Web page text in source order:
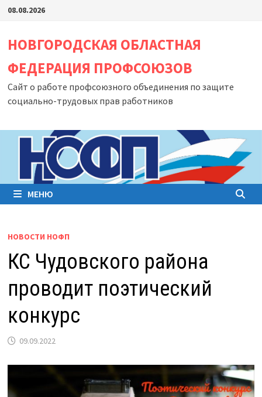
Перейти
содержимому
08.08.2026
НОВГОРОДСКАЯ ОБЛАСТНАЯ
ФЕДЕРАЦИЯ ПРОФСОЮЗОВ
Сайт о работе профсоюзного объединения по защите
социально-трудовых прав работников
МЕНЮ
НОВОСТИ НОФП
КС Чудовского района
проводит поэтический
конкурс
09.09.2022